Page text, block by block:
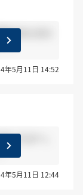
のみんなに
！
年5月11日 14:52
したよ～。
年5月11日 12:44